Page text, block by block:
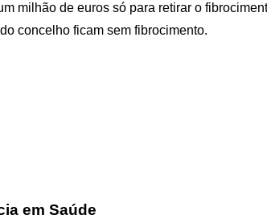
milhão de euros só para retirar o
concelho ficam sem fibrocimento.
em Saúde